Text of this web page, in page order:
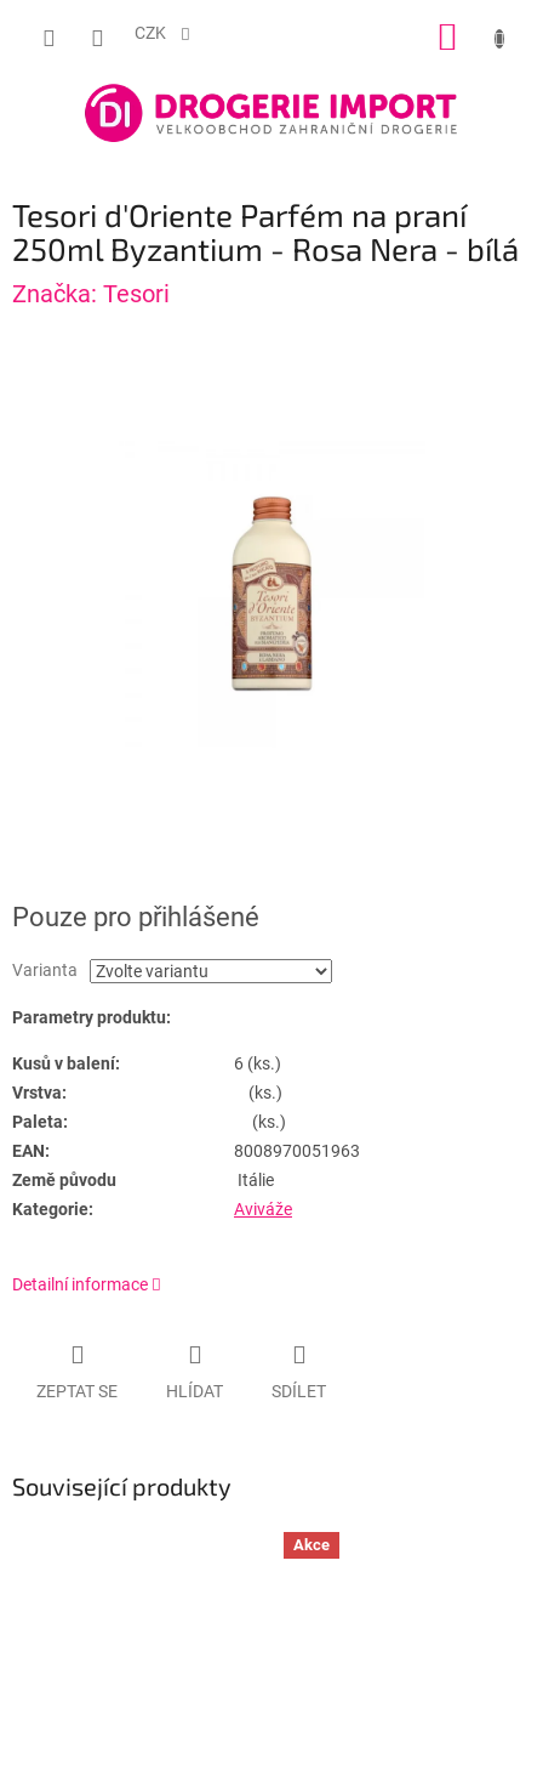
CZK
Tesori d'Oriente Parfém na praní
250ml Byzantium - Rosa Nera - bílá
Značka: Tesori
Pouze pro přihlášené
Varianta
Parametry produktu:
Kusů v balení:
6 (ks.)
Vrstva:
(ks.)
Paleta:
(ks.)
EAN:
8008970051963
Země původu
Itálie
Kategorie:
Aviváže
Detailní informace
ZEPTAT SE HLÍDAT SDÍLET
Související produkty
Akce